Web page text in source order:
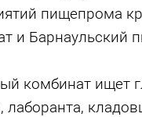
пищепрома
и Барнаульский
комбинат ищет
лаборанта,